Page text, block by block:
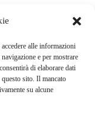
alle informazioni
e per mostrare
di elaborare dati
sito. Il mancato
su alcune